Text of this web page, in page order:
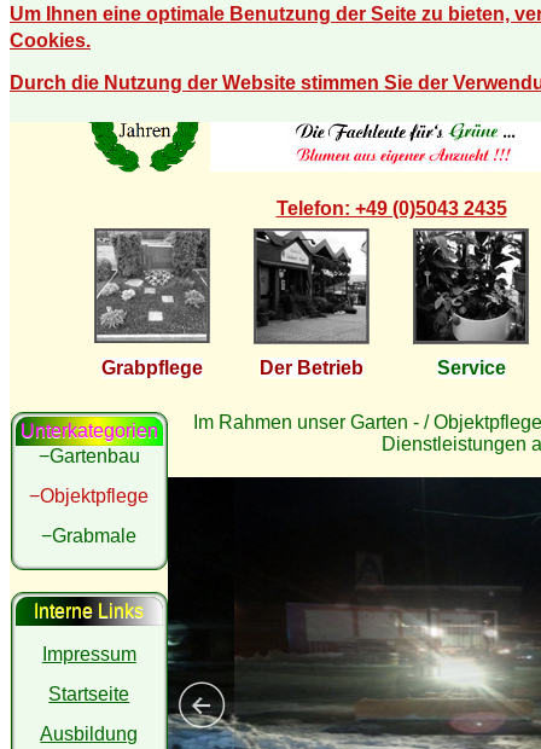
Um Ihnen eine optimale Benutzung der Seite zu bieten,
Cookies.
Durch die Nutzung der Website stimmen Sie der
Telefon: +49 (0)5043 2435
Grabpflege Der Betrieb Service
Unterkategorien
−Gartenbau
−Objektpflege
−Grabmale
Interne Links
Impressum
Startseite
Ausbildung
Im Rahmen unser Garten - /
Dienstleistungen